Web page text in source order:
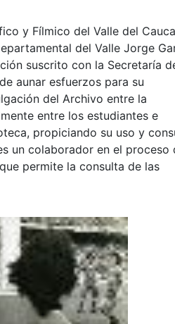
y Fílmico del Valle del
del Valle Jorge
suscrito con la Secretaría
aunar esfuerzos para su
del Archivo entre la
entre los estudiantes e
propiciando su uso y
un colaborador en el proceso
permite la consulta de las